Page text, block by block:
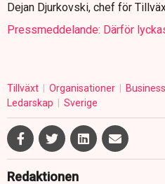
Dejan Djurkovski, chef för
Pressmeddelande: Därför
Tillväxt Organisationer
Ledarskap
Sverige
Redaktionen